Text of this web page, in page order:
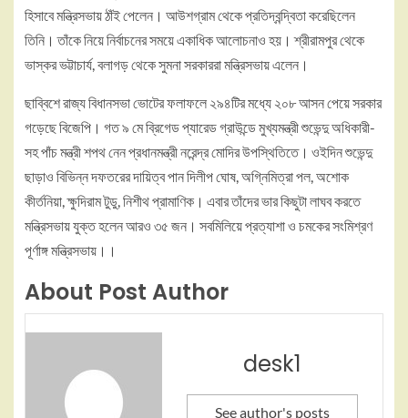
হিসাবে মন্ত্রিসভায় ঠাঁই পেলেন। আউশগ্রাম থেকে প্রতিদ্বন্দ্বিতা করেছিলেন
তিনি। তাঁকে নিয়ে নির্বাচনের সময়ে একাধিক আলোচনাও হয়। শ্রীরামপুর থেকে
ভাস্কর ভট্টাচার্য, বলাগড় থেকে সুমনা সরকাররা মন্ত্রিসভায় এলেন।
ছাব্বিশে রাজ্য বিধানসভা ভোটের ফলাফলে ২৯৪টির মধ্যে ২০৮ আসন পেয়ে সরকার
গড়েছে বিজেপি। গত ৯ মে ব্রিগেড প্যারেড গ্রাউন্ডে মুখ্যমন্ত্রী শুভেন্দু অধিকারী-
সহ পাঁচ মন্ত্রী শপথ নেন প্রধানমন্ত্রী নরেন্দ্র মোদির উপস্থিতিতে। ওইদিন শুভেন্দু
ছাড়াও বিভিন্ন দফতরের দায়িত্ব পান দিলীপ ঘোষ, অগ্নিমিত্রা পল, অশোক
কীর্তনিয়া, ক্ষুদিরাম টুডু, নিশীথ প্রামাণিক। এবার তাঁদের ভার কিছুটা লাঘব করতে
মন্ত্রিসভায় যুক্ত হলেন আরও ৩৫ জন। সবমিলিয়ে প্রত্যাশা ও চমকের সংমিশ্রণ
পূর্ণাঙ্গ মন্ত্রিসভায়।।
About Post Author
desk1
See author's posts